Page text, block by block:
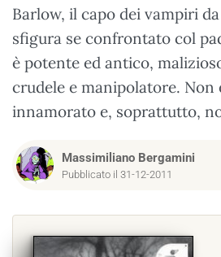
Barlow, il capo dei vampiri
sfigura se confrontato col
è potente ed antico,
crudele e manipolatore. Non
innamorato e, soprattutto,
Massimiliano Bergamini
Pubblicato il 31-12-2011